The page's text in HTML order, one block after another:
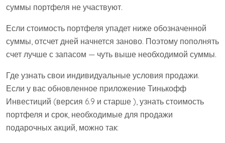
суммы портфеля не участвуют.
Если стоимость портфеля упадет ниже обозначенной
суммы, отсчет дней начнется заново. Поэтому пополнять
счет лучше с запасом — чуть выше необходимой суммы.
Где узнать свои индивидуальные условия продажи.
Если у вас обновленное приложение Тинькофф
Инвестиций (версия 6.9 и старше ), узнать стоимость
портфеля и срок, необходимые для продажи
подарочных акций, можно так: